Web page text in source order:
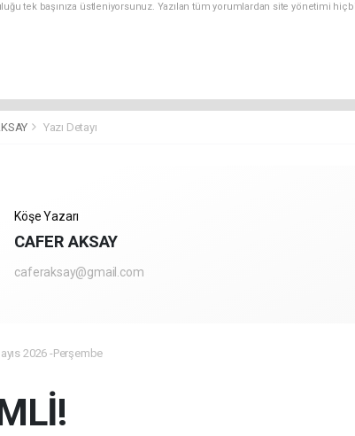
tek başınıza üstleniyorsunuz. Yazılan tüm yorumlardan site yönetimi
Yazı Detayı
Köşe Yazarı
CAFER AKSAY
caferaksay@gmail.com
2026 -Perşembe